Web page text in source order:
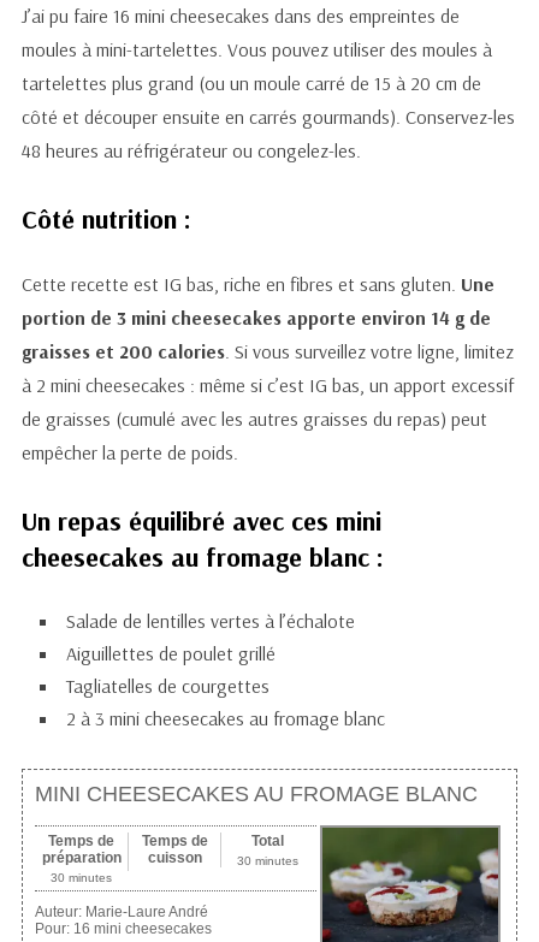
J’ai pu faire 16 mini cheesecakes dans des empreintes de
moules à mini-tartelettes. Vous pouvez utiliser des moules à
tartelettes plus grand (ou un moule carré de 15 à 20 cm de
côté et découper ensuite en carrés gourmands). Conservez-les
48 heures au réfrigérateur ou congelez-les.
Côté nutrition :
Cette recette est IG bas, riche en fibres et sans gluten. Une
portion de 3 mini cheesecakes apporte environ 14 g de
graisses et 200 calories. Si vous surveillez votre ligne, limitez
à 2 mini cheesecakes : même si c’est IG bas, un apport excessif
de graisses (cumulé avec les autres graisses du repas) peut
empêcher la perte de poids.
Un repas équilibré avec ces mini
cheesecakes au fromage blanc :
Salade de lentilles vertes à l’échalote
Aiguillettes de poulet grillé
Tagliatelles de courgettes
2 à 3 mini cheesecakes au fromage blanc
MINI CHEESECAKES AU FROMAGE BLANC
Temps de
préparation
30 minutes
Temps de
cuisson
Total
30 minutes
Auteur: Marie-Laure André
Pour: 16 mini cheesecakes